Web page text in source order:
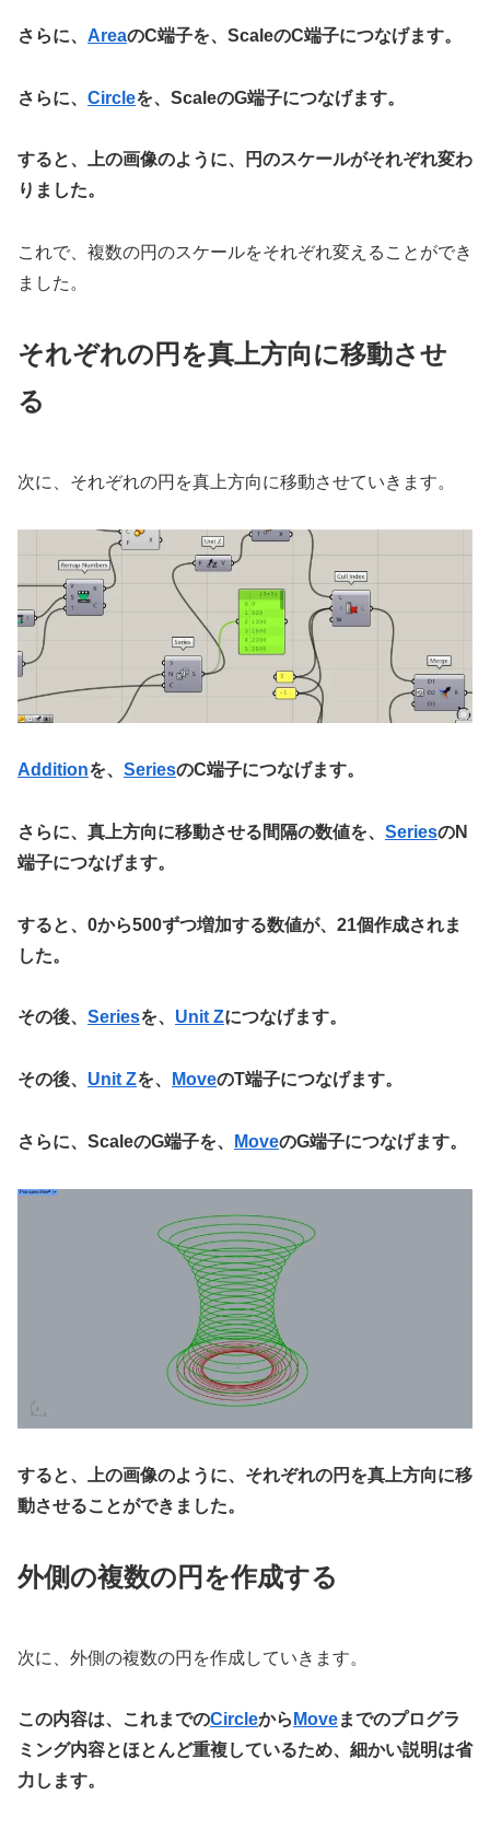
さらに、 AreaのC端子を、ScaleのC端子につなげます。
さらに、 Circleを、ScaleのG端子につなげます。
すると、上の画像のように、円のスケールがそれぞれ変わ
りました。
これで、複数の円のスケールをそれぞれ変えることができ
ました。
それぞれの円を真上方向に移動させ
る
次に、それぞれの円を真上方向に移動させていきます。
Additionを、 SeriesのC端子につなげます。
さらに、真上方向に移動させる間隔の数値を、 SeriesのN
端子につなげます。
すると、0から500ずつ増加する数値が、21個作成されま
した。
その後、 Seriesを、 Unit Zにつなげます。
その後、 Unit Zを、 MoveのT端子につなげます。
さらに、ScaleのG端子を、 MoveのG端子につなげます。
すると、上の画像のように、それぞれの円を真上方向に移
動させることができました。
外側の複数の円を作成する
次に、外側の複数の円を作成していきます。
この内容は、これまでのCircleから Moveまでのプログラ
ミング内容とほとんど重複しているため、細かい説明は省
力します。